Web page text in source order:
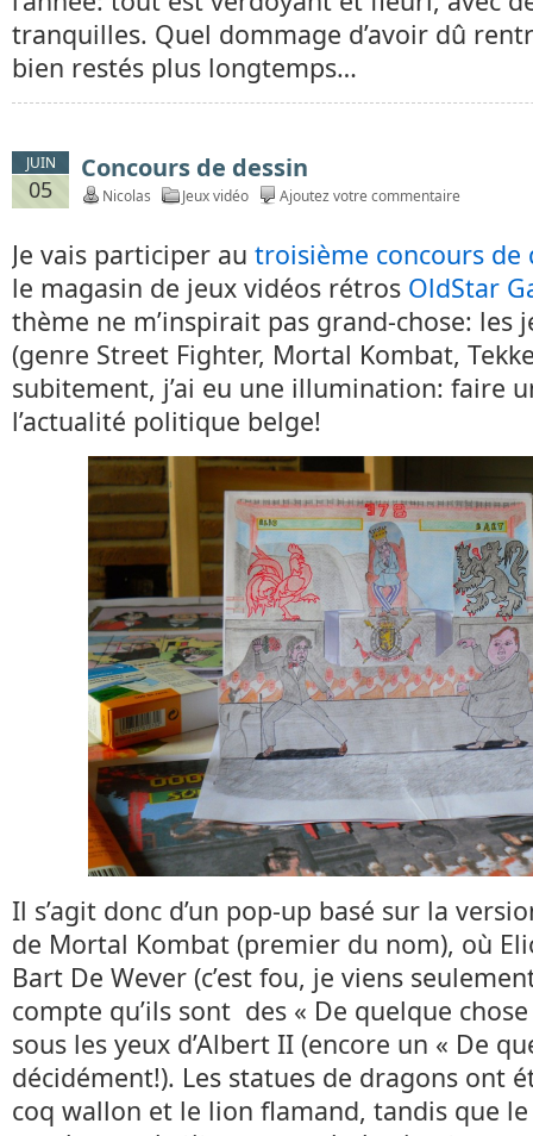
tranquilles. Quel dommage d’avoir dû
bien restés plus longtemps…
JUIN
05
Concours de dessin
Nicolas Jeux vidéo Ajoutez votre commentaire
Je vais participer au troisième concours de
le magasin de jeux vidéos rétros OldStar
thème ne m’inspirait pas grand-chose: les
(genre Street Fighter, Mortal Kombat,
subitement, j’ai eu une illumination: faire
l’actualité politique belge!
Il s’agit donc d’un pop-up basé sur la
de Mortal Kombat (premier du nom), où
Bart De Wever (c’est fou, je viens
compte qu’ils sont des « De quelque
sous les yeux d’Albert II (encore un « De
décidément!). Les statues de dragons ont
coq wallon et le lion flamand, tandis que